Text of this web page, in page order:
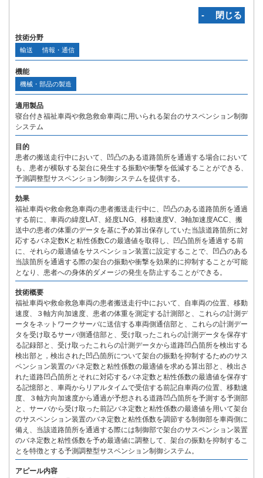
‐ 閉じる
技術分野
輸送 情報・通信
機能
機械・部品の製造
適用製品
寝台付き福祉車両や救急救命車両に用いられる架台のサスペンション制御
システム
目的
患者の搬送走行中において、凹凸のある道路箇所を通過する場合において
も、患者が横臥する架台に発生する振動や衝撃を低減することができる、
予測調整型サスペンション制御システムを提供する。
効果
福祉車両や救命救急車両の患者搬送走行中に、凹凸のある道路箇所を通過
する前に、車両の緯度LAT、経度LNG、移動速度V、3軸加速度ACC、搬
送中の患者の体重のデータを基に予め算出保存していた当該道路箇所に対
応するバネ定数Kと粘性係数Cの最適値を取得し、凹凸箇所を通過する前
に、それらの最適値をサスペンション装置に設定することで、凹凸のある
当該箇所を通過する際の架台の振動や衝撃を効果的に抑制することが可能
となり、患者への身体的ダメージの発生を防止することができる。
技術概要
福祉車両や救命救急車両の患者搬送走行中において、自車両の位置、移動
速度、３軸方向加速度、患者の体重を測定する計測部と、これらの計測デ
ータをネットワークサーバに送信する車両側通信部と、これらの計測デー
タを受け取るサーバ側通信部と、受け取ったこれらの計測データを保存す
る記録部と、受け取ったこれらの計測データから道路凹凸箇所を検出する
検出部と，検出された凹凸箇所について架台の振動を抑制するためのサス
ペンション装置のバネ定数と粘性係数の最適値を求める算出部と、検出さ
れた道路凹凸箇所とそれに対応するバネ定数と粘性係数の最適値を保存す
る記憶部と、車両からリアルタイムで受信する前記自車両の位置、移動速
度、３軸方向加速度から通過が予想される道路凹凸箇所を予測する予測部
と、サーバから受け取った前記バネ定数と粘性係数の最適値を用いて架台
のサスペンション装置のバネ定数と粘性係数を調節する制御部を車両側に
備え、当該道路箇所を通過する際には制御部で架台のサスペンション装置
のバネ定数と粘性係数を予め最適値に調整して、架台の振動を抑制するこ
とを特徴とする予測調整型サスペンション制御システム。
アピール内容